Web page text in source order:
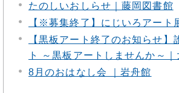
たのしいおしらせ｜藤岡図書館
【※募集終了】にじいろアート
【黒板アート終了のお知らせ】
ト ～黒板アートしませんか～
8月のおはなし会 ｜岩舟館